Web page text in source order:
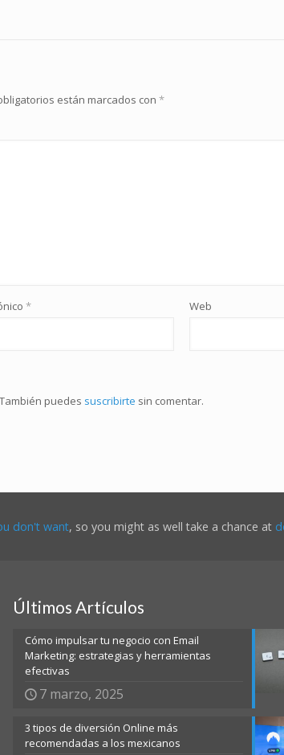
están marcados con *
* Web
puedes suscribirte sin comentar.
don't want, so you might as well take a chance at
Últimos Artículos
Cómo impulsar tu negocio con Email
Marketing: estrategias y herramientas
efectivas
7 marzo, 2025
3 tipos de diversión Online más
recomendadas a los mexicanos